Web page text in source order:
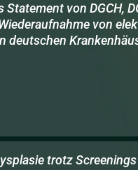
Statement von DGCH,
von
deutschen
trotz Screenings